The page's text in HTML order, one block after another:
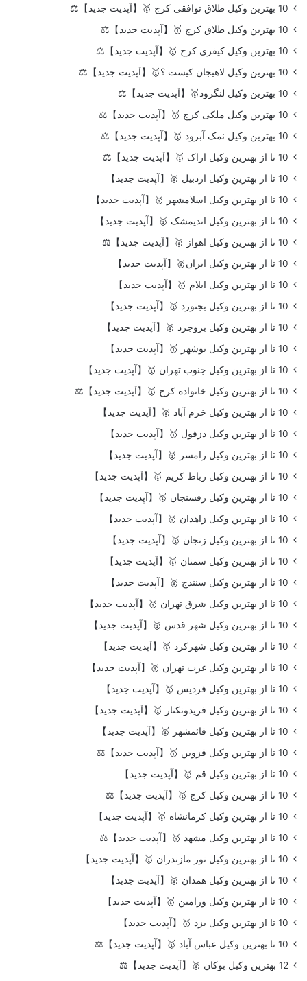
10 بهترین وکیل طلاق توافقی کرج 🥇【آپدیت جدید】⚖️
10 بهترین وکیل طلاق کرج 🥇【آپدیت جدید】⚖️
10 بهترین وکیل کیفری کرج 🥇【آپدیت جدید】⚖️
10 بهترین وکیل لاهیجان کیست ؟🥇【آپدیت جدید】⚖️
10 بهترین وکیل لنگرود🥇【آپدیت جدید】⚖️
10 بهترین وکیل ملکی کرج 🥇【آپدیت جدید】⚖️
10 بهترین وکیل نمک آبرود 🥇【آپدیت جدید】⚖️
10 تا از بهترین وکیل اراک 🥇【آپدیت جدید】⚖️
10 تا از بهترین وکیل اردبیل 🥇【آپدیت جدید】
10 تا از بهترین وکیل اسلامشهر 🥇【آپدیت جدید】
10 تا از بهترین وکیل اندیمشک 🥇【آپدیت جدید】
10 تا از بهترین وکیل اهواز 🥇【آپدیت جدید】⚖️
10 تا از بهترین وکیل ایران🥇【آپدیت جدید】
10 تا از بهترین وکیل ایلام 🥇【آپدیت جدید】
10 تا از بهترین وکیل بجنورد 🥇【آپدیت جدید】
10 تا از بهترین وکیل بروجرد 🥇【آپدیت جدید】
10 تا از بهترین وکیل بوشهر 🥇【آپدیت جدید】
10 تا از بهترین وکیل جنوب تهران 🥇【آپدیت جدید】
10 تا از بهترین وکیل خانواده کرج 🥇【آپدیت جدید】⚖️
10 تا از بهترین وکیل خرم آباد 🥇【آپدیت جدید】
10 تا از بهترین وکیل دزفول 🥇【آپدیت جدید】
10 تا از بهترین وکیل رامسر 🥇【آپدیت جدید】
10 تا از بهترین وکیل رباط کریم 🥇【آپدیت جدید】
10 تا از بهترین وکیل رفسنجان 🥇【آپدیت جدید】
10 تا از بهترین وکیل زاهدان 🥇【آپدیت جدید】
10 تا از بهترین وکیل زنجان 🥇【آپدیت جدید】
10 تا از بهترین وکیل سمنان 🥇【آپدیت جدید】
10 تا از بهترین وکیل سنندج 🥇【آپدیت جدید】
10 تا از بهترین وکیل شرق تهران 🥇【آپدیت جدید】
10 تا از بهترین وکیل شهر قدس 🥇【آپدیت جدید】
10 تا از بهترین وکیل شهرکرد 🥇【آپدیت جدید】
10 تا از بهترین وکیل غرب تهران 🥇【آپدیت جدید】
10 تا از بهترین وکیل فردیس 🥇【آپدیت جدید】
10 تا از بهترین وکیل فریدونکنار 🥇【آپدیت جدید】
10 تا از بهترین وکیل قائمشهر 🥇【آپدیت جدید】
10 تا از بهترین وکیل قزوین 🥇【آپدیت جدید】⚖️
10 تا از بهترین وکیل قم 🥇【آپدیت جدید】
10 تا از بهترین وکیل کرج 🥇【آپدیت جدید】⚖️
10 تا از بهترین وکیل کرمانشاه 🥇【آپدیت جدید】
10 تا از بهترین وکیل مشهد 🥇【آپدیت جدید】⚖️
10 تا از بهترین وکیل نور مازندران 🥇【آپدیت جدید】
10 تا از بهترین وکیل همدان 🥇【آپدیت جدید】
10 تا از بهترین وکیل ورامین 🥇【آپدیت جدید】
10 تا از بهترین وکیل یزد 🥇【آپدیت جدید】
10 تا بهترین وکیل عباس آباد 🥇【آپدیت جدید】⚖️
12 بهترین وکیل بوکان 🥇【آپدیت جدید】⚖️